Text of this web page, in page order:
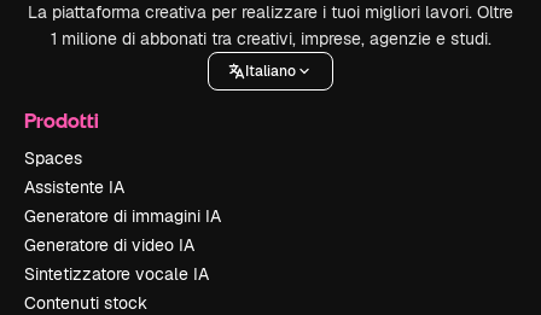
La piattaforma creativa per realizzare i tuoi migliori lavori. Oltre
1 milione di abbonati tra creativi, imprese, agenzie e studi.
Italiano
Prodotti
Spaces
Assistente IA
Generatore di immagini IA
Generatore di video IA
Sintetizzatore vocale IA
Contenuti stock